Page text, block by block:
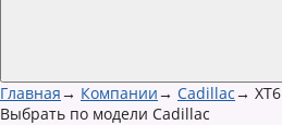
Главная→ Компании→ Cadillac→ XT6
Выбрать по модели Cadillac